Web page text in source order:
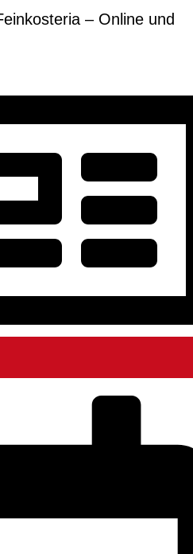
– Online und
Erforderlich